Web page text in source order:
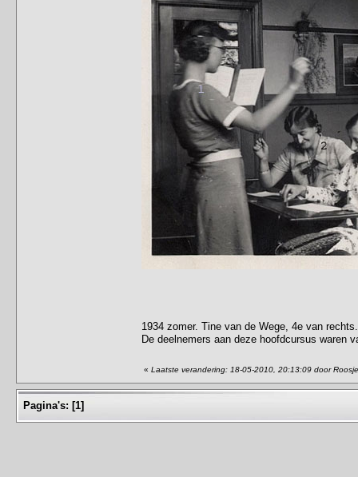
1934 zomer. Tine van de Wege, 4e van
De deelnemers aan deze hoofdcursus waren
« Laatste verandering: 18-05-2010, 20:13:09 door Roosje
Pagina's: [1]